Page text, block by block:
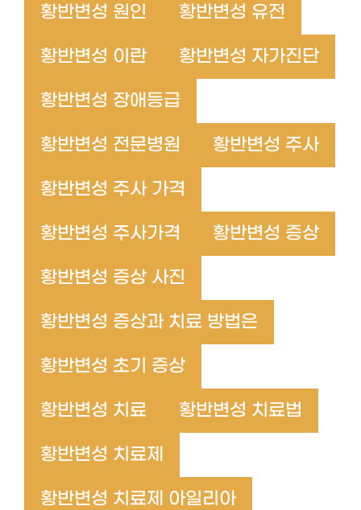
황반변성 원인 황반변성 유전
황반변성 이란 황반변성 자가진단
황반변성 장애등급
황반변성 전문병원 황반변성 주사
황반변성 주사 가격
황반변성 주사가격 황반변성 증상
황반변성 증상 사진
황반변성 증상과 치료 방법은
황반변성 초기 증상
황반변성 치료 황반변성 치료법
황반변성 치료제
황반변성 치료제 아일리아